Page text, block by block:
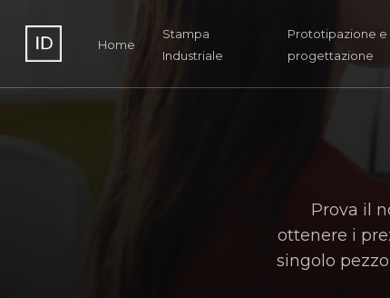
main
Home
Stampa
Industriale
Prototipazione e
progettazione
Prova il
ottenere i
singolo